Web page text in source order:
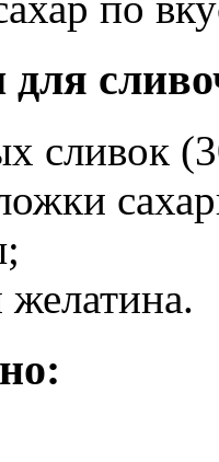
сливок
желатина.